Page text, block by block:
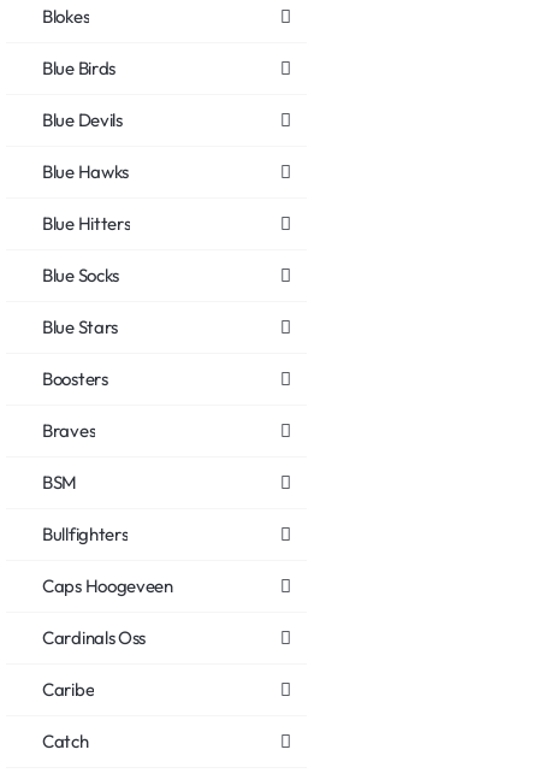
Blokes
Blue Birds
Blue Devils
Blue Hawks
Blue Hitters
Blue Socks
Blue Stars
Boosters
Braves
BSM
Bullfighters
Caps Hoogeveen
Cardinals Oss
Caribe
Catch